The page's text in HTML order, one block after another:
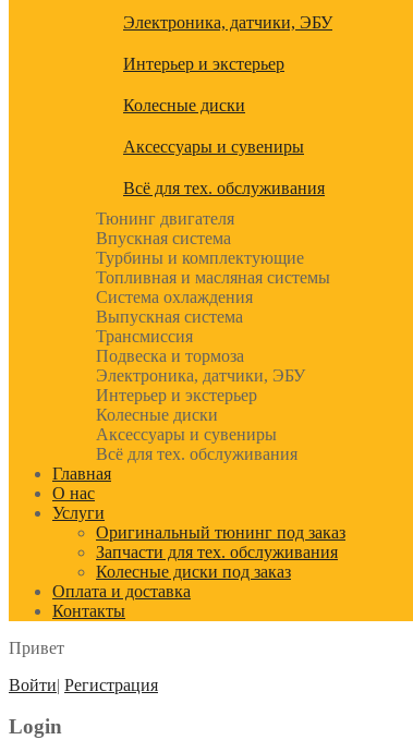
Электроника, датчики, ЭБУ
Интерьер и экстерьер
Колесные диски
Аксессуары и сувениры
Всё для тех. обслуживания
Тюнинг двигателя
Впускная система
Турбины и комплектующие
Топливная и масляная системы
Система охлаждения
Выпускная система
Трансмиссия
Подвеска и тормоза
Электроника, датчики, ЭБУ
Интерьер и экстерьер
Колесные диски
Аксессуары и сувениры
Всё для тех. обслуживания
Главная
О нас
Услуги
Оригинальный тюнинг под заказ
Запчасти для тех. обслуживания
Колесные диски под заказ
Оплата и доставка
Контакты
Привет
Войти| Регистрация
Login